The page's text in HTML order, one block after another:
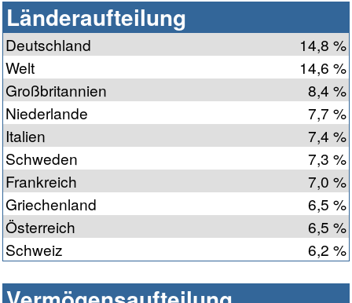
Länderaufteilung
Deutschland
14,8 %
Welt
14,6 %
Großbritannien
8,4 %
Niederlande
7,7 %
Italien
7,4 %
Schweden
7,3 %
Frankreich
7,0 %
Griechenland
6,5 %
Österreich
6,5 %
Schweiz
6,2 %